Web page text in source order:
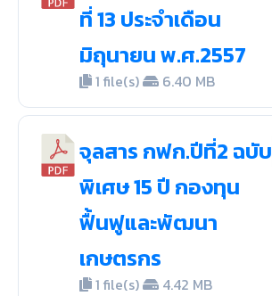
ที่ 13 ประจำเดือน
มิถุนายน พ.ศ.2557
1 file(s) 6.40 MB
จุลสาร กฟก.ปีที่2 ฉบับ
พิเศษ 15 ปี กองทุน
ฟื้นฟูและพัฒนา
เกษตรกร
1 file(s) 4.42 MB